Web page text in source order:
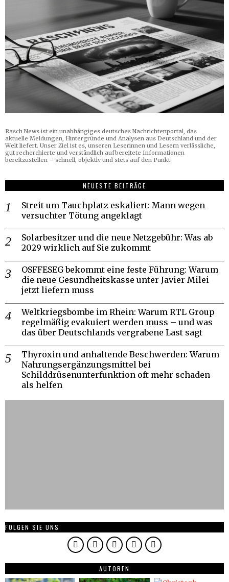
Rasch News ist ein unabhängiges deutsches Nachrichtenportal, das
aktuelle Meldungen, Hintergründe und Analysen aus Deutschland und der
Welt liefert. Unser Ziel ist es, unseren Leserinnen und Lesern verlässliche,
gut recherchierte und verständlich aufbereitete Informationen
bereitzustellen – schnell, objektiv und stets auf den Punkt.
NEUESTE BEITRÄGE
Streit um Tauchplatz eskaliert: Mann wegen
versuchter Tötung angeklagt
Solarbesitzer und die neue Netzgebühr: Was ab
2029 wirklich auf Sie zukommt
OSFFESEG bekommt eine feste Führung: Warum
die neue Gesundheitskasse unter Javier Milei
jetzt liefern muss
Weltkriegsbombe im Rhein: Warum RTL Group
regelmäßig evakuiert werden muss – und was
das über Deutschlands vergrabene Last sagt
Thyroxin und anhaltende Beschwerden: Warum
Nahrungsergänzungsmittel bei
Schilddrüsenunterfunktion oft mehr schaden
als helfen
FOLGEN SIE UNS
AUTOREN